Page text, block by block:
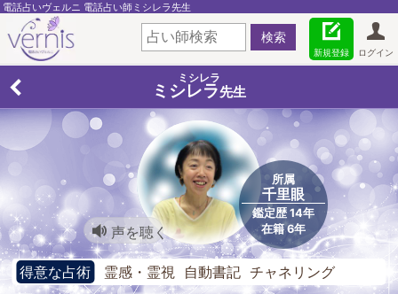
電話占いヴェルニ 電話占い師ミシレラ先生
ログイン
新規登録
ミシレラ
ミシレラ先生
所属
千里眼
鑑定歴 14年
在籍 6年
声を聴く
得意な占術
霊感・霊視 自動書記 チャネリング